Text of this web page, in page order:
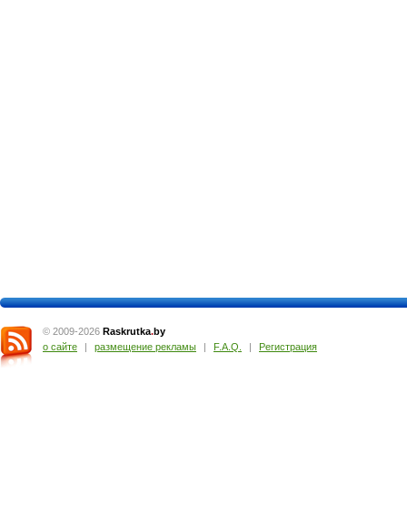
© 2009-2026 Raskrutka.by
о сайте
| размещение рекламы | F.A.Q. | Регистрация